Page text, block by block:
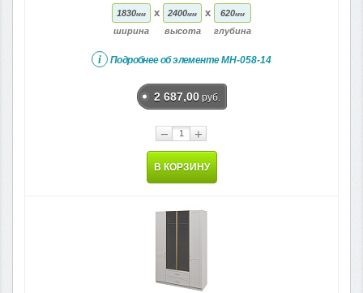
1830мм
ширина
x 2400мм
высота
x 620мм
глубина
i Подробнее об элементеМН-058-14
2 687,00 руб.
− +
В КОРЗИНУ